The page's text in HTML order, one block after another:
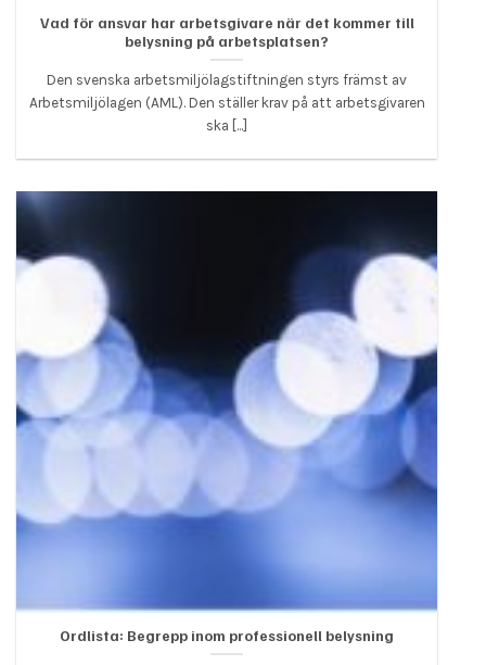
Vad för ansvar har arbetsgivare när det kommer till
belysning på arbetsplatsen?
Den svenska arbetsmiljölagstiftningen styrs främst av
Arbetsmiljölagen (AML). Den ställer krav på att arbetsgivaren
ska [...]
Ordlista: Begrepp inom professionell belysning